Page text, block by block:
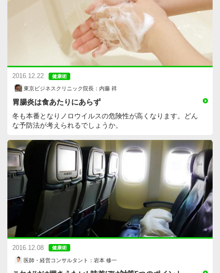
2016.12.22 健康術
東京ビジネスクリニック院長：内藤 祥
胃腸炎は食あたりにあらず
冬も本番となりノロウイルスの危険性が高くなります。どん
な予防法が考えられるでしょうか。
2016.12.08 健康術
医師・経営コンサルタント：岩本 修一